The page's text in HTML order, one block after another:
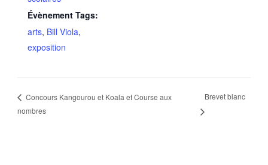
Évènement Tags:
arts, Bill Viola,
exposition
Concours Kangourou et Koala et Course aux
nombres
Brevet blanc